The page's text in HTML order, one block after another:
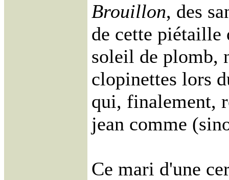
Brouillon, des
de cette piétaille
soleil de plomb,
clopinettes lors
qui, finalement,
jean comme
Ce mari d'une